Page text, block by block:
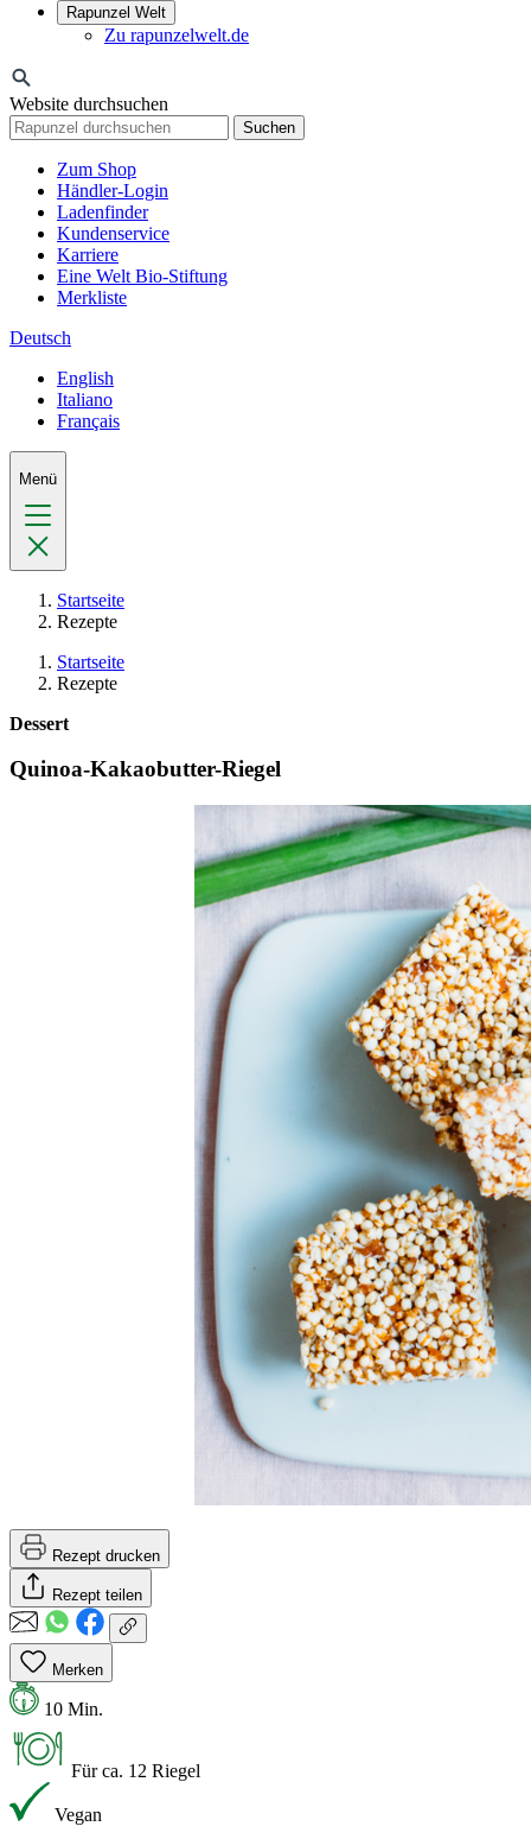
Rapunzel Welt
Zu rapunzelwelt.de
Website durchsuchen
Suchen
Zum Shop
Händler-Login
Ladenfinder
Kundenservice
Karriere
Eine Welt Bio-Stiftung
Merkliste
Deutsch
English
Italiano
Français
Menü
Startseite
Rezepte
Startseite
Rezepte
Dessert
Quinoa-Kakaobutter-Riegel
Rezept drucken
Rezept teilen
Merken
10 Min.
Für ca. 12 Riegel
Vegan